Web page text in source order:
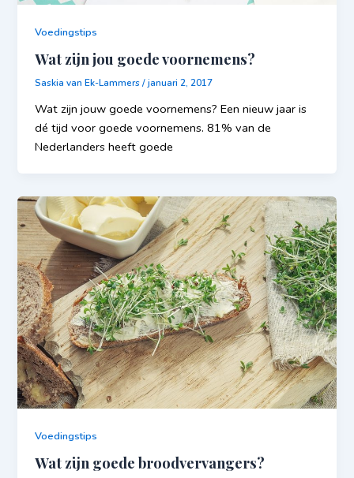
Voedingstips
Wat zijn jou goede voornemens?
Saskia van Ek-Lammers/januari 2, 2017
Wat zijn jouw goede voornemens? Een nieuw jaar is
dé tijd voor goede voornemens. 81% van de
Nederlanders heeft goede
Voedingstips
Wat zijn goede broodvervangers?